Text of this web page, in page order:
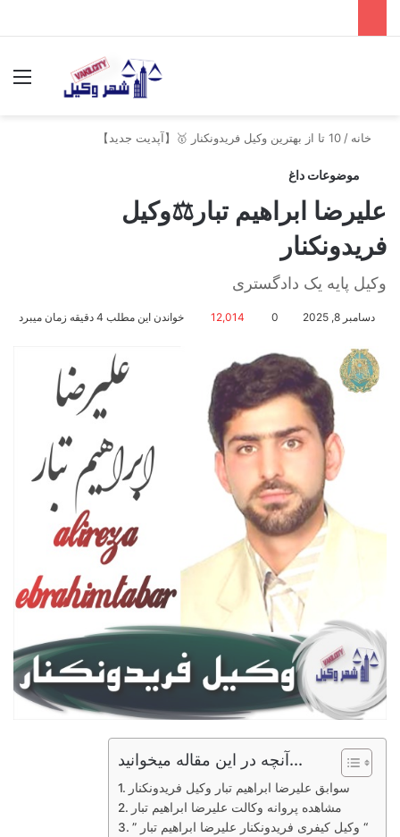
خانه / 10 تا از بهترین وکیل فریدونکنار 🥇【آپدیت جدید】
موضوعات داغ
علیرضا ابراهیم تبار⚖️وکیل
فریدونکنار
وکیل پایه یک دادگستری
دسامبر 8, 2025 0
12,014 خواندن این مطلب 4 دقیقه زمان میبرد
آنچه در این مقاله میخوانید...
سوابق علیرضا ابراهیم تبار وکیل فریدونکنار
مشاهده پروانه وکالت علیرضا ابراهیم تبار
” وکیل کیفری فریدونکنار علیرضا ابراهیم تبار “